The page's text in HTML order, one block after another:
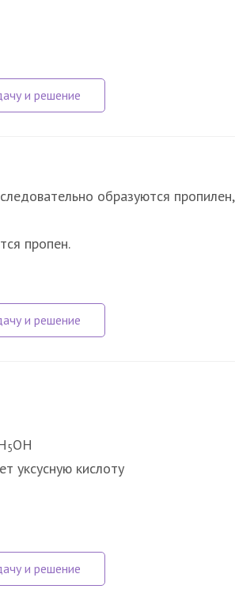
образуются
пропен.
5OH
уксусную кислоту